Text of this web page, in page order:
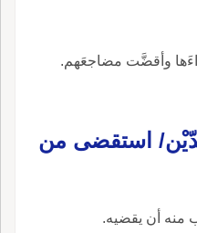
وأقضَّت مضاجعَهم.
استقضى من
منه أن يقضيه.